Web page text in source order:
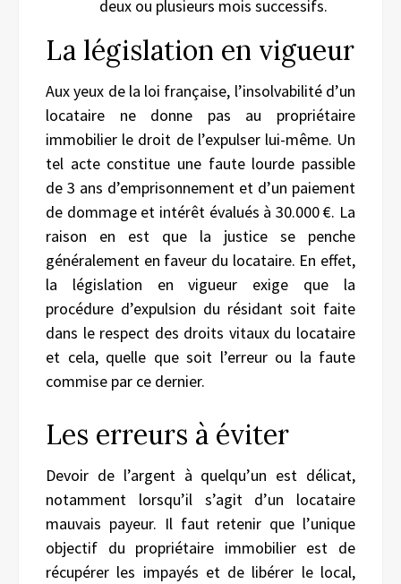
deux ou plusieurs mois successifs.
La législation en vigueur
Aux yeux de la loi française, l’insolvabilité d’un
locataire ne donne pas au propriétaire
immobilier le droit de l’expulser lui-même. Un
tel acte constitue une faute lourde passible
de 3 ans d’emprisonnement et d’un paiement
de dommage et intérêt évalués à 30.000 €. La
raison en est que la justice se penche
généralement en faveur du locataire. En effet,
la législation en vigueur exige que la
procédure d’expulsion du résidant soit faite
dans le respect des droits vitaux du locataire
et cela, quelle que soit l’erreur ou la faute
commise par ce dernier.
Les erreurs à éviter
Devoir de l’argent à quelqu’un est délicat,
notamment lorsqu’il s’agit d’un locataire
mauvais payeur. Il faut retenir que l’unique
objectif du propriétaire immobilier est de
récupérer les impayés et de libérer le local,